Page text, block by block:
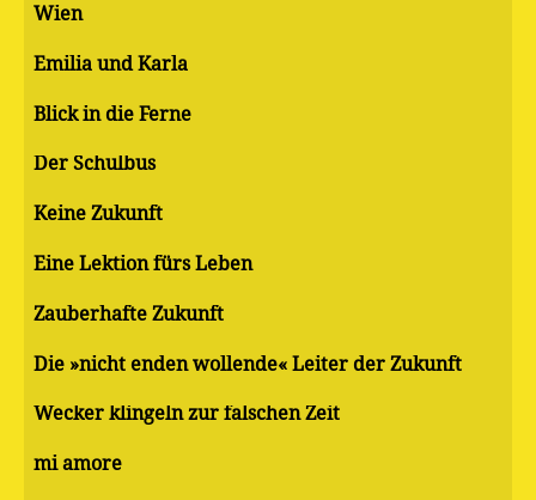
Wien
Emilia und Karla
Blick in die Ferne
Der Schulbus
Keine Zukunft
Eine Lektion fürs Leben
Zauberhafte Zukunft
Die »nicht enden wollende« Leiter der Zukunft
Wecker klingeln zur falschen Zeit
mi amore